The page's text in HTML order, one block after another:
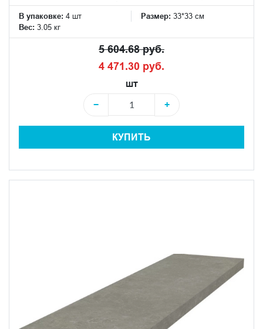
В упаковке: 4 шт Размер: 33*33 см
Вес: 3.05 кг
5 604.68 руб.
4 471.30 руб.
шт
−
+
КУПИТЬ